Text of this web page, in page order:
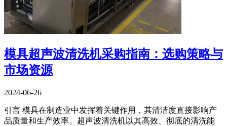
模具超声波清洗机采购指南：选购策略与
市场资源
2024-06-26
引言 模具在制造业中发挥着关键作用，其清洁度直接影响产
品质量和生产效率。超声波清洗机以其高效、彻底的清洗能